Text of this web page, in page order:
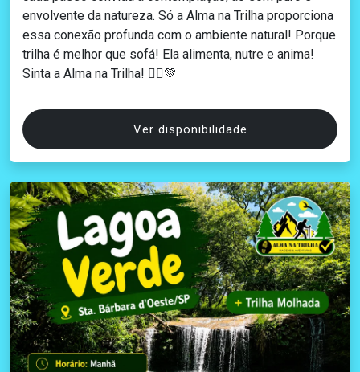
envolvente da natureza. Só a Alma na Trilha proporciona
essa conexão profunda com o ambiente natural! Porque
trilha é melhor que sofá! Ela alimenta, nutre e anima!
Sinta a Alma na Trilha! 🚶‍♂️💚
Ver disponibilidade